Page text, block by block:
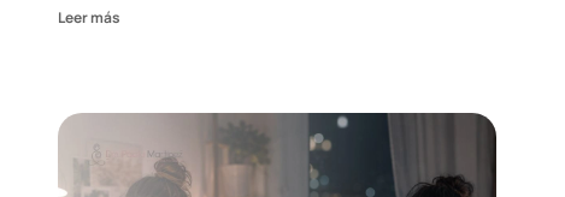
Leer más